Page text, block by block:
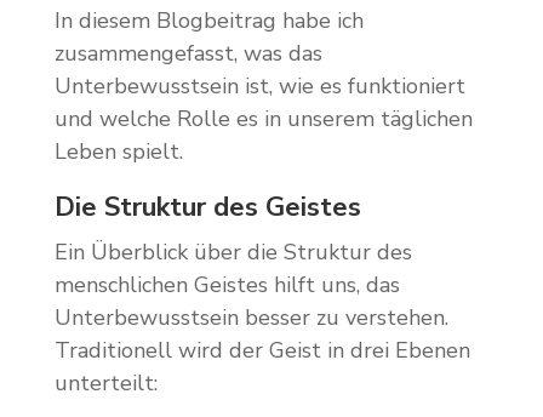
In diesem Blogbeitrag habe ich
zusammengefasst, was das
Unterbewusstsein ist, wie es funktioniert
und welche Rolle es in unserem täglichen
Leben spielt.
Die Struktur des Geistes
Ein Überblick über die Struktur des
menschlichen Geistes hilft uns, das
Unterbewusstsein besser zu verstehen.
Traditionell wird der Geist in drei Ebenen
unterteilt: